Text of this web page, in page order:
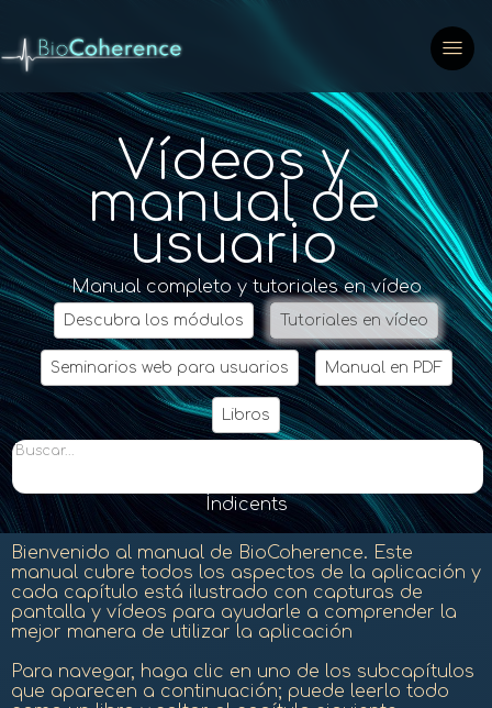
Vídeos y
manual de
usuario
Manual completo y tutoriales en vídeo
Descubra los módulos Tutoriales en vídeo
Seminarios web para usuarios Manual en PDF
Libros
Buscar...
Índicents
Bienvenido al manual de BioCoherence. Este
manual cubre todos los aspectos de la aplicación y
cada capítulo está ilustrado con capturas de
pantalla y vídeos para ayudarle a comprender la
mejor manera de utilizar la aplicación
Para navegar, haga clic en uno de los subcapítulos
que aparecen a continuación; puede leerlo todo